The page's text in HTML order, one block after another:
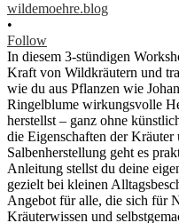
wildemoehre.blog
•
Follow
In diesem 3-stündigen
Kraft von Wildkräutern und
wie du aus Pflanzen wie
Ringelblume wirkungsvolle
herstellst – ganz ohne
die Eigenschaften der
Salbenherstellung geht es
Anleitung stellst du deine
gezielt bei kleinen
Angebot für alle, die sich für
Kräuterwissen und